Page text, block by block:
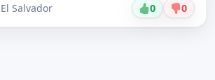
Salvador 0 0